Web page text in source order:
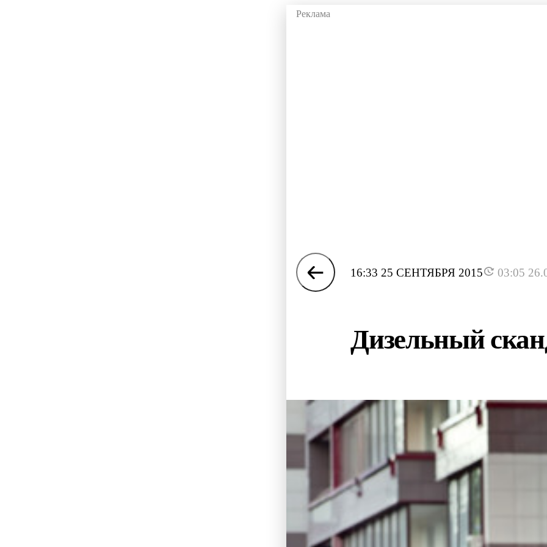
16:33 25 СЕНТЯБРЯ 2015 03:05
Дизельный